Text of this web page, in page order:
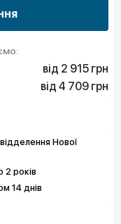
від 2 915 грн
2 915 грн
від 4 709 грн
Нової
2 років
14 днів